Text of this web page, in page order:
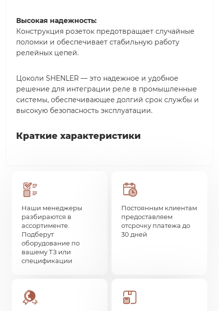
Высокая надежность:
Конструкция розеток предотвращает случайные
поломки и обеспечивает стабильную работу
релейных цепей.
Цоколи SHENLER — это надежное и удобное
решение для интеграции реле в промышленные
системы, обеспечивающее долгий срок службы и
высокую безопасность эксплуатации.
Краткие характеристики
Наши менеджеры
разбираются в
ассортименте.
Подберут
оборудование по
вашему ТЗ или
спецификации
Постоянным клиентам
предоставляем
отсрочку платежа до
30 дней